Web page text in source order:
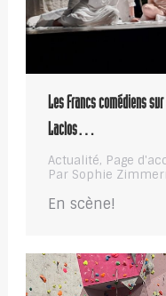
Les Francs comédiens
Laclos…
Actualité, Page
Par Sophie
En scène!